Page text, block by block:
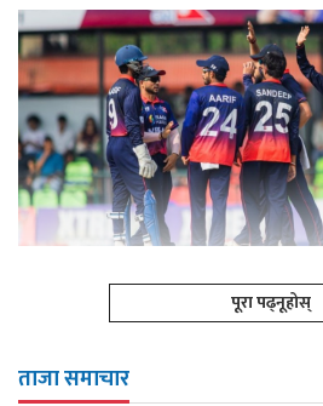
पूरा पढ्नूहोस्
ताजा समाचार